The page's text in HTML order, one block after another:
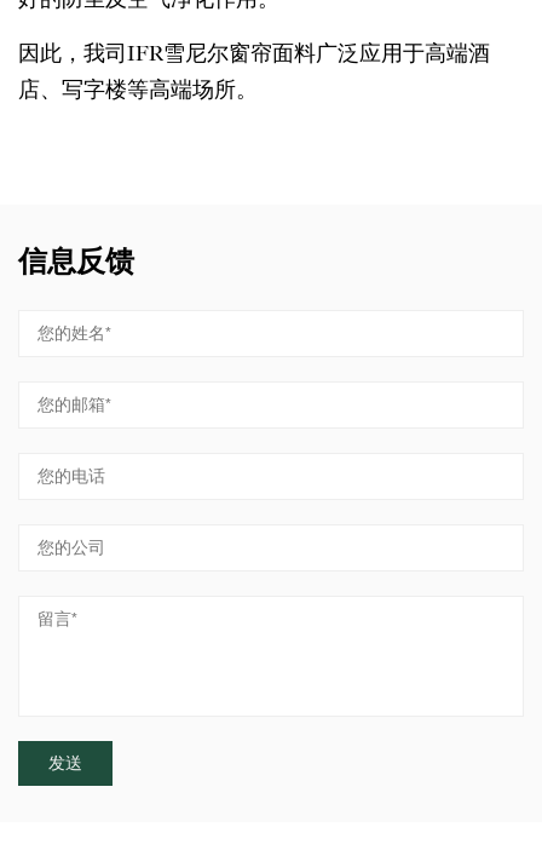
因此，我司IFR雪尼尔窗帘面料广泛应用于高端酒
店、写字楼等高端场所。
信息反馈